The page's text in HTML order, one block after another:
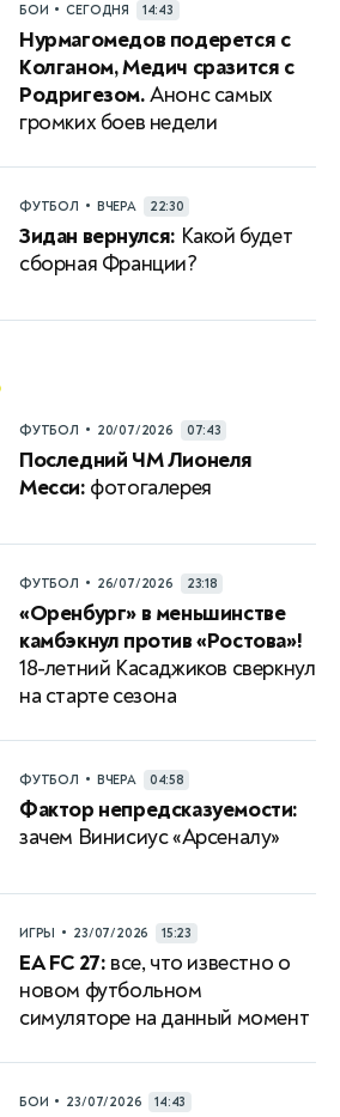
БОИ • СЕГОДНЯ 14:43
Нурмагомедов подерется с
Колганом, Медич сразится с
Родригезом.Анонс самых
громких боев недели
ФУТБОЛ • ВЧЕРА 22:30
Зидан вернулся: Какой будет
сборная Франции?
ФУТБОЛ • 20/07/2026 07:43
Последний ЧМ Лионеля
Месси: фотогалерея
ФУТБОЛ • 26/07/2026 23:18
«Оренбург» в меньшинстве
камбэкнул против «Ростова»!
18-летний Касаджиков сверкнул
на старте сезона
ФУТБОЛ • ВЧЕРА 04:58
Фактор непредсказуемости:
зачем Винисиус «Арсеналу»
ИГРЫ • 23/07/2026 15:23
EA FC 27: все, что известно о
новом футбольном
симуляторе на данный момент
БОИ • 23/07/2026 14:43